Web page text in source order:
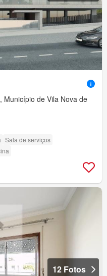
Município de Vila Nova de
Sala de serviços
12 Fotos